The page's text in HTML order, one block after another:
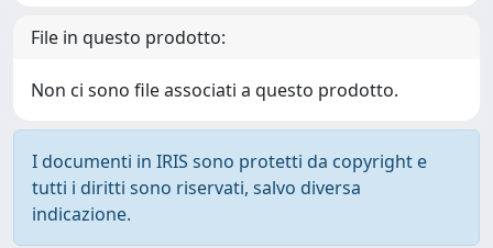
File in questo prodotto:
Non ci sono file associati a questo prodotto.
I documenti in IRIS sono protetti da copyright e
tutti i diritti sono riservati, salvo diversa
indicazione.